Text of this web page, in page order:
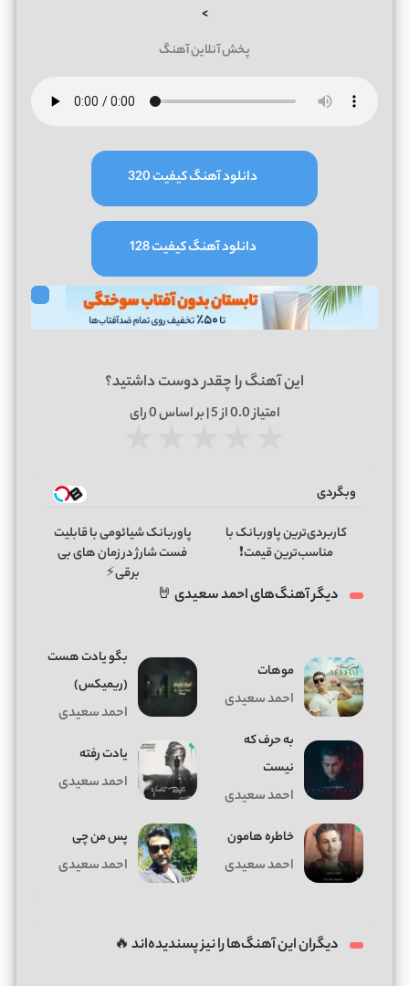
>
پخش آنلاین آهنگ
دانلود آهنگ کیفیت 320
دانلود آهنگ کیفیت 128
این آهنگ را چقدر دوست داشتید؟
امتیاز0.0از 5 | بر اساس 0رای
وبگردی
کاربردی‌ترین پاوربانک با
مناسب‌ترین قیمت❗
پاوربانک شیائومی با قابلیت
فست شارژ در زمان های بی
برقی⚡
دیگر آهنگ‌های احمد سعیدی 🤘
موهات
احمد سعیدی
ﺑﮕﻮ ﻳﺎدت ﻫﺴﺖ
(ریمیکس)
احمد سعیدی
به حرف که
نیست
احمد سعیدی
یادت رفته
احمد سعیدی
خاطره هامون
احمد سعیدی
پس من چی
احمد سعیدی
دیگران این آهنگ‌ها را نیز پسندیده‌اند 🔥